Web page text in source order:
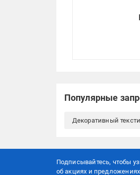
Популярные
Декоративный
Подписывайтесь, чтобы
об акцияx и